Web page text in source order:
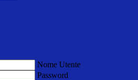
Nome Utente
Password